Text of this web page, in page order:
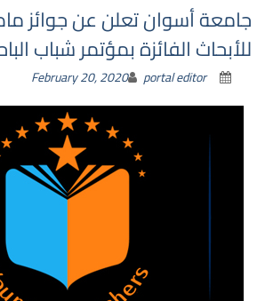
جامعة أسوان تعلن عن جوائز
للأبحاث الفائزة بمؤتمر شباب
February 20, 2020 portal editor